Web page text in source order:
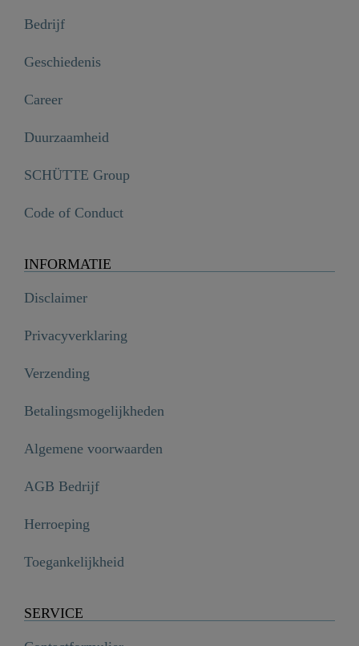
Bedrijf
Geschiedenis
Career
Duurzaamheid
SCHÜTTE Group
Code of Conduct
INFORMATIE
Disclaimer
Privacyverklaring
Verzending
Betalingsmogelijkheden
Algemene voorwaarden
AGB Bedrijf
Herroeping
Toegankelijkheid
SERVICE